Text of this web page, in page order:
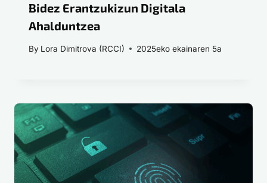
Bidez Erantzukizun Digitala
Ahalduntzea
By Lora Dimitrova (RCCI) 2025eko ekainaren 5a